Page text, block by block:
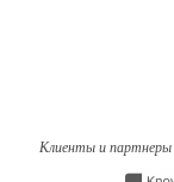
Клиенты и партнеры